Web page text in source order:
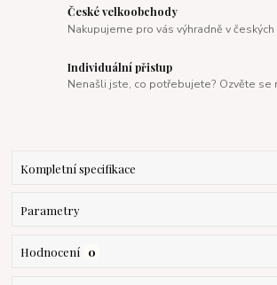
České velkoobchody
Nakupujeme pro vás výhradně v
Individuální přistup
Nenašli jste, co potřebujete? Ozvěte se
Kompletní specifikace
Parametry
Hodnocení 0